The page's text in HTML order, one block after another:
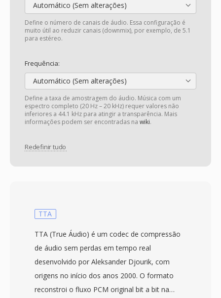
Automático (Sem alterações)
Define o número de canais de áudio. Essa configuração é
muito útil ao reduzir canais (downmix), por exemplo, de 5.1
para estéreo.
Frequência:
Automático (Sem alterações)
Define a taxa de amostragem do áudio. Música com um
espectro completo (20 Hz – 20 kHz) requer valores não
inferiores a 44.1 kHz para atingir a transparência. Mais
informações podem ser encontradas na wiki.
Redefinir tudo
TTA
TTA (True Áudio) é um codec de compressão
de áudio sem perdas em tempo real
desenvolvido por Aleksander Djourik, com
origens no início dos anos 2000. O formato
reconstroi o fluxo PCM original bit a bit na